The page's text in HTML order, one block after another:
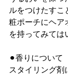
ルをつけたすこ
粧ポーチにヘア
を持ってみては
⚫︎香りについて
スタイリング剤